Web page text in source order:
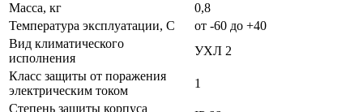
Масса, кг
0,8
Температура эксплуатации, С
от -60 до +40
Вид климатического
исполнения
УХЛ 2
Класс защиты от поражения
электрическим током
1
Степень защиты корпуса